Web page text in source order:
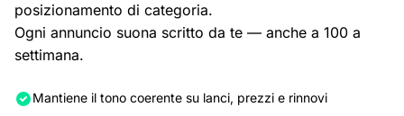
posizionamento di categoria.
Ogni annuncio suona scritto da te — anche a 100 a
settimana.
Mantiene il tono coerente su lanci, prezzi e rinnovi